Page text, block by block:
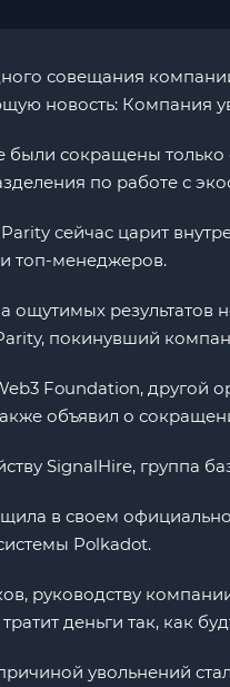
совещания
новость: Компания
были сокращены
по работе с
сейчас царит
топ-менеджеров.
ощутимых результатов
покинувший
Foundation,
объявил о
SignalHire, группа
в своем
Polkadot.
руководству
деньги так, как
увольнений